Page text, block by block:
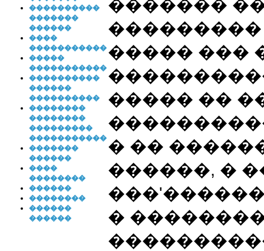
����������
�������
������
����
�����������
�����
�����������
����������
������
����������
��������
��������
���������
�����������
�������
������
����
��������
������
��������
������
������
�������
����� ���
����� ��
� ��
������, �
�